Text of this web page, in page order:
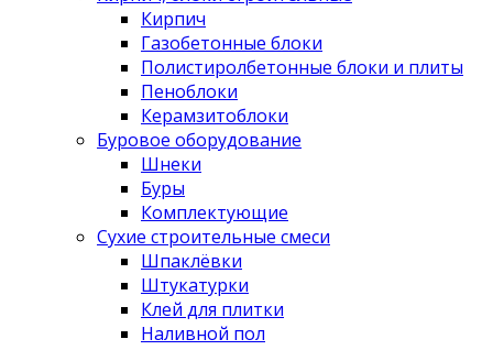
Кирпич
Газобетонные блоки
Полистиролбетонные блоки и плиты
Пеноблоки
Керамзитоблоки
Буровое оборудование
Шнеки
Буры
Комплектующие
Сухие строительные смеси
Шпаклёвки
Штукатурки
Клей для плитки
Наливной пол